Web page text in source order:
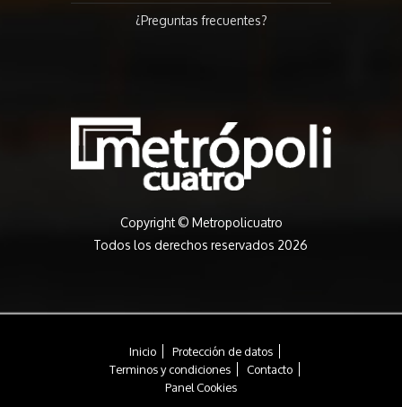
¿Preguntas frecuentes?
Copyright ©Metropolicuatro
Todos los derechos reservados 2026
Inicio Protección de datos
Terminos y condiciones Contacto
Panel Cookies